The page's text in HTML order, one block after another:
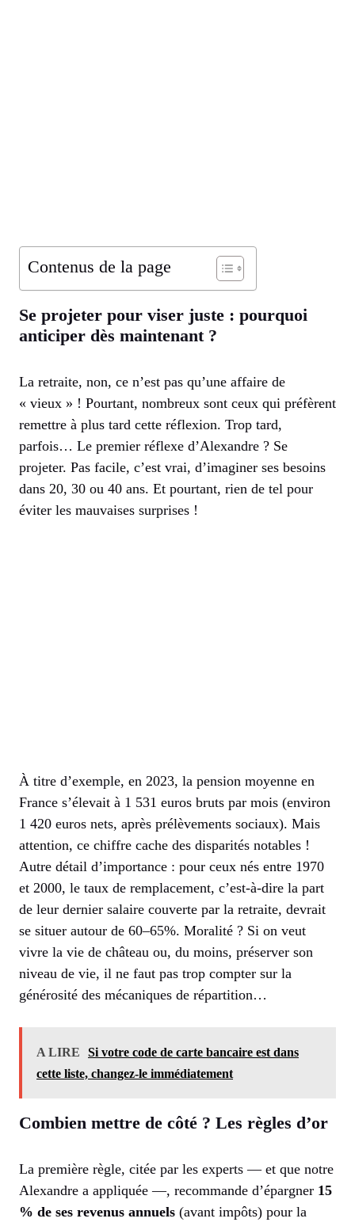
Contenus de la page
Se projeter pour viser juste : pourquoi
anticiper dès maintenant ?
La retraite, non, ce n’est pas qu’une affaire de
« vieux » ! Pourtant, nombreux sont ceux qui préfèrent
remettre à plus tard cette réflexion. Trop tard,
parfois… Le premier réflexe d’Alexandre ? Se
projeter. Pas facile, c’est vrai, d’imaginer ses besoins
dans 20, 30 ou 40 ans. Et pourtant, rien de tel pour
éviter les mauvaises surprises !
À titre d’exemple, en 2023, la pension moyenne en
France s’élevait à 1 531 euros bruts par mois (environ
1 420 euros nets, après prélèvements sociaux). Mais
attention, ce chiffre cache des disparités notables !
Autre détail d’importance : pour ceux nés entre 1970
et 2000, le taux de remplacement, c’est-à-dire la part
de leur dernier salaire couverte par la retraite, devrait
se situer autour de 60–65%. Moralité ? Si on veut
vivre la vie de château ou, du moins, préserver son
niveau de vie, il ne faut pas trop compter sur la
générosité des mécaniques de répartition…
A LIRE
Si votre code de carte bancaire est dans
cette liste, changez-le immédiatement
Combien mettre de côté ? Les règles d’or
La première règle, citée par les experts — et que notre
Alexandre a appliquée —, recommande d’épargner 15
% de ses revenus annuels (avant impôts) pour la